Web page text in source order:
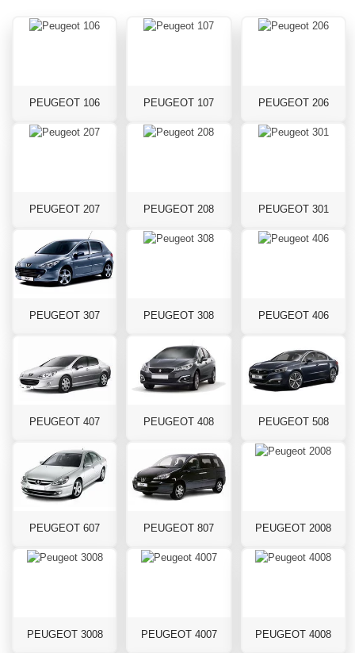
PEUGEOT 106 PEUGEOT 107 PEUGEOT 206
PEUGEOT 207 PEUGEOT 208 PEUGEOT 301
PEUGEOT 307 PEUGEOT 308 PEUGEOT 406
PEUGEOT 407 PEUGEOT 408 PEUGEOT 508
PEUGEOT 607 PEUGEOT 807 PEUGEOT 2008
PEUGEOT 3008 PEUGEOT 4007 PEUGEOT 4008